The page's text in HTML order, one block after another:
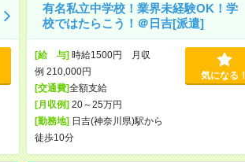
有名私立中学校！業界未経験OK！学
校ではたらこう！＠日吉[派遣]
[給 与]時給1500円 月収
例 210,000円
[交通費]全額支給
[月収例]20～25万円
[勤務地]日吉(神奈川県)駅から
徒歩10分
気になる！